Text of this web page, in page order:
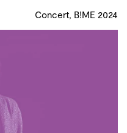
Concert, B!ME 2024